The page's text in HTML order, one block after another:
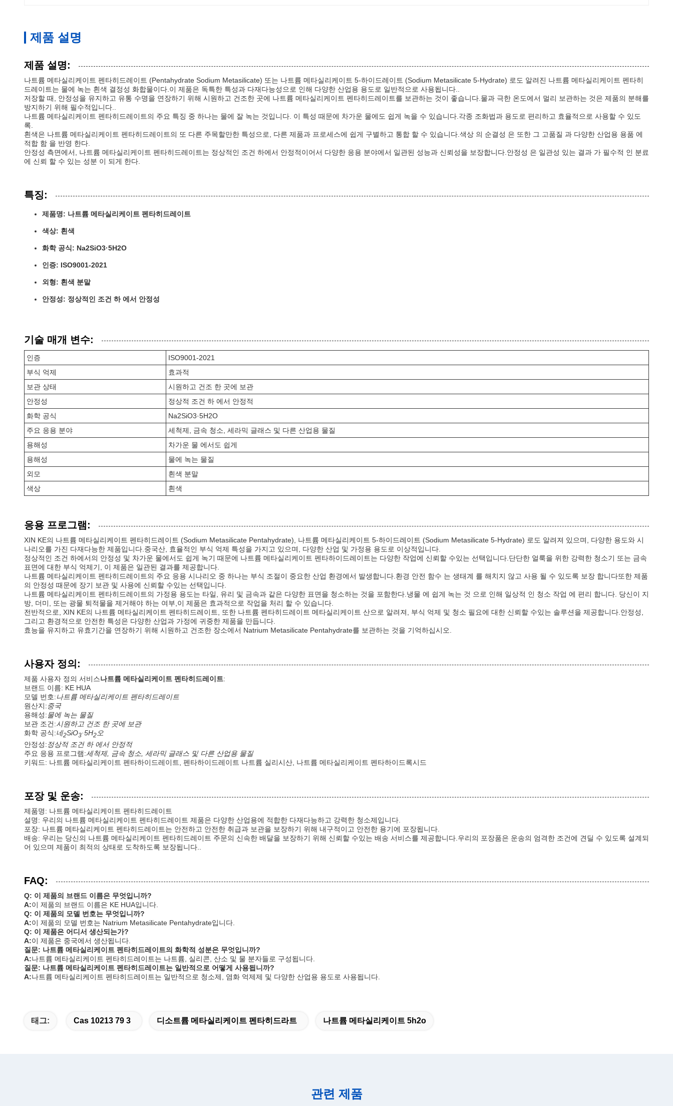
제품 설명
제품 설명:
나트륨 메타실리케이트 펜타히드레이트 (Pentahydrate Sodium Metasilicate) 또는 나트륨 메타실리케이트 5-하이드레이트 (Sodium Metasilicate 5-Hydrate) 로도 알려진 나트륨 메타실리케이트 펜타히
드레이트는 물에 녹는 흰색 결정성 화합물이다.이 제품은 독특한 특성과 다재다능성으로 인해 다양한 산업용 용도로 일반적으로 사용됩니다..
저장할 때, 안정성을 유지하고 유통 수명을 연장하기 위해 시원하고 건조한 곳에 나트륨 메타실리케이트 펜타히드레이트를 보관하는 것이 좋습니다.물과 극한 온도에서 멀리 보관하는 것은 제품의 분해를
방지하기 위해 필수적입니다..
나트륨 메타실리케이트 펜타히드레이트의 주요 특징 중 하나는 물에 잘 녹는 것입니다. 이 특성 때문에 차가운 물에도 쉽게 녹을 수 있습니다.각종 조화법과 용도로 편리하고 효율적으로 사용할 수 있도
록.
흰색은 나트륨 메타실리케이트 펜타히드레이트의 또 다른 주목할만한 특성으로, 다른 제품과 프로세스에 쉽게 구별하고 통합 할 수 있습니다.색상 의 순결성 은 또한 그 고품질 과 다양한 산업용 용품 에
적합 함 을 반영 한다.
안정성 측면에서, 나트륨 메타실리케이트 펜타히드레이트는 정상적인 조건 하에서 안정적이어서 다양한 응용 분야에서 일관된 성능과 신뢰성을 보장합니다.안정성 은 일관성 있는 결과 가 필수적 인 분료
에 신뢰 할 수 있는 성분 이 되게 한다.
특징:
제품명: 나트륨 메타실리케이트 펜타히드레이트
색상: 흰색
화학 공식: Na2SiO3·5H2O
인증: ISO9001-2021
외형: 흰색 분말
안정성: 정상적인 조건 하 에서 안정성
기술 매개 변수:
인증
ISO9001-2021
부식 억제
효과적
보관 상태
시원하고 건조 한 곳에 보관
안정성
정상적 조건 하 에서 안정적
화학 공식
Na2SiO3·5H2O
주요 응용 분야
세척제, 금속 청소, 세라믹 글래스 및 다른 산업용 물질
용해성
차가운 물 에서도 쉽게
용해성
물에 녹는 물질
외모
흰색 분말
색상
흰색
응용 프로그램:
XIN KE의 나트륨 메타실리케이트 펜타히드레이트 (Sodium Metasilicate Pentahydrate), 나트륨 메타실리케이트 5-하이드레이트 (Sodium Metasilicate 5-Hydrate) 로도 알려져 있으며, 다양한 용도와 시
나리오를 가진 다재다능한 제품입니다.중국산, 효율적인 부식 억제 특성을 가지고 있으며, 다양한 산업 및 가정용 용도로 이상적입니다.
정상적인 조건 하에서의 안정성 및 차가운 물에서도 쉽게 녹기 때문에 나트륨 메타실리케이트 펜타하이드레이트는 다양한 작업에 신뢰할 수있는 선택입니다.단단한 얼룩을 위한 강력한 청소기 또는 금속
표면에 대한 부식 억제기, 이 제품은 일관된 결과를 제공합니다.
나트륨 메타실리케이트 펜타히드레이트의 주요 응용 시나리오 중 하나는 부식 조절이 중요한 산업 환경에서 발생합니다.환경 안전 함수 는 생태계 를 해치지 않고 사용 될 수 있도록 보장 합니다또한 제품
의 안정성 때문에 장기 보관 및 사용에 신뢰할 수있는 선택입니다.
나트륨 메타실리케이트 펜타히드레이트의 가정용 용도는 타일, 유리 및 금속과 같은 다양한 표면을 청소하는 것을 포함한다.냉물 에 쉽게 녹는 것 으로 인해 일상적 인 청소 작업 에 편리 합니다. 당신이 지
방, 더미, 또는 광물 퇴적물을 제거해야 하는 여부,이 제품은 효과적으로 작업을 처리 할 수 있습니다.
전반적으로, XIN KE의 나트륨 메타실리케이트 펜타히드레이트, 또한 나트륨 펜타히드레이트 메타실리케이트 산으로 알려져, 부식 억제 및 청소 필요에 대한 신뢰할 수있는 솔루션을 제공합니다.안정성,
그리고 환경적으로 안전한 특성은 다양한 산업과 가정에 귀중한 제품을 만듭니다.
효능을 유지하고 유효기간을 연장하기 위해 시원하고 건조한 장소에서 Natrium Metasilicate Pentahydrate를 보관하는 것을 기억하십시오.
사용자 정의:
제품 사용자 정의 서비스나트륨 메타실리케이트 펜타히드레이트:
브랜드 이름: KE HUA
모델 번호:나트륨 메타실리케이트 펜타히드레이트
원산지:중국
용해성:물에 녹는 물질
보관 조건:시원하고 건조 한 곳에 보관
화학 공식:네2SiO3·5H2 오
안정성:정상적 조건 하 에서 안정적
주요 응용 프로그램:세척제, 금속 청소, 세라믹 글래스 및 다른 산업용 물질
키워드: 나트륨 메타실리케이트 펜타하이드레이트, 펜타하이드레이트 나트륨 실리시산, 나트륨 메타실리케이트 펜타하이드록시드
포장 및 운송:
제품명: 나트륨 메타실리케이트 펜타히드레이트
설명: 우리의 나트륨 메타실리케이트 펜타히드레이트 제품은 다양한 산업용에 적합한 다재다능하고 강력한 청소제입니다.
포장: 나트륨 메타실리케이트 펜타히드레이트는 안전하고 안전한 취급과 보관을 보장하기 위해 내구적이고 안전한 용기에 포장됩니다.
배송: 우리는 당신의 나트륨 메타실리케이트 펜타히드레이트 주문의 신속한 배달을 보장하기 위해 신뢰할 수있는 배송 서비스를 제공합니다.우리의 포장품은 운송의 엄격한 조건에 견딜 수 있도록 설계되
어 있으며 제품이 최적의 상태로 도착하도록 보장됩니다..
FAQ:
Q: 이 제품의 브랜드 이름은 무엇입니까?
A:이 제품의 브랜드 이름은 KE HUA입니다.
Q: 이 제품의 모델 번호는 무엇입니까?
A:이 제품의 모델 번호는 Natrium Metasilicate Pentahydrate입니다.
Q: 이 제품은 어디서 생산되는가?
A:이 제품은 중국에서 생산됩니다.
질문: 나트륨 메타실리케이트 펜타히드레이트의 화학적 성분은 무엇입니까?
A:나트륨 메타실리케이트 펜타히드레이트는 나트륨, 실리콘, 산소 및 물 분자들로 구성됩니다.
질문: 나트륨 메타실리케이트 펜타히드레이트는 일반적으로 어떻게 사용됩니까?
A:나트륨 메타실리케이트 펜타히드레이트는 일반적으로 청소제, 염화 억제제 및 다양한 산업용 용도로 사용됩니다.
태그: Cas 10213 79 3 디소트륨 메타실리케이트 펜타히드라트 나트륨 메타실리케이트 5h2o
관련 제품